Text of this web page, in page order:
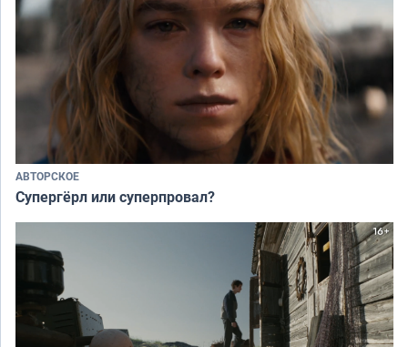
АВТОРСКОЕ
Супергёрл или суперпровал?